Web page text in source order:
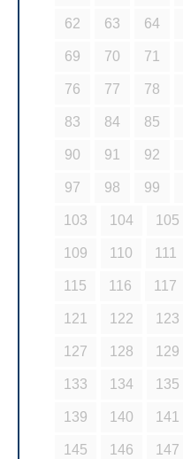
62 63 64
69 70 71
76 77 78
83 84 85
90 91 92
97 98 99
103 104 105
109 110 111
115 116 117
121 122 123
127 128 129
133 134 135
139 140 141
145 146 147